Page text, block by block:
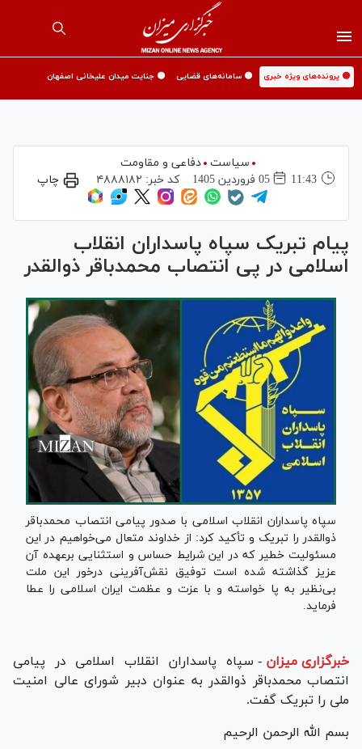
🟡 پرونده‌های ویژه خبری 🟡 سامانه‌های قضایی 🟡 جنایت میدان علیخانی اصفهان
سیاست
دفاعی و مقاومت
11:43
05 فروردين 1405 کد خبر: ۴۸۸۸۱۸۲ چاپ
پیام تبریک سپاه پاسداران انقلاب
اسلامی در پی انتصاب محمدباقر ذوالقدر
سپاه پاسداران انقلاب اسلامی با صدور پیامی انتصاب محمدباقر
ذوالقدر را تبریک و تأکید کرد: از خداوند متعال می‌خواهیم در این
مسئولیت خطیر که در این شرایط حساس و استثنایی برعهده آن
عزیز گذاشته شده است توفیق نقش‌آفرینی درخور این ملت
بی‌نظیر به پا خواسته و با عزت و عظمت ایران اسلامی را عطا
فرماید.
خبرگزاری میزان - سپاه پاسداران انقلاب اسلامی در پیامی
انتصاب محمدباقر ذوالقدر به عنوان دبیر شورای عالی امنیت
ملی را تبریک گفت.
بسم الله الرحمن الرحیم